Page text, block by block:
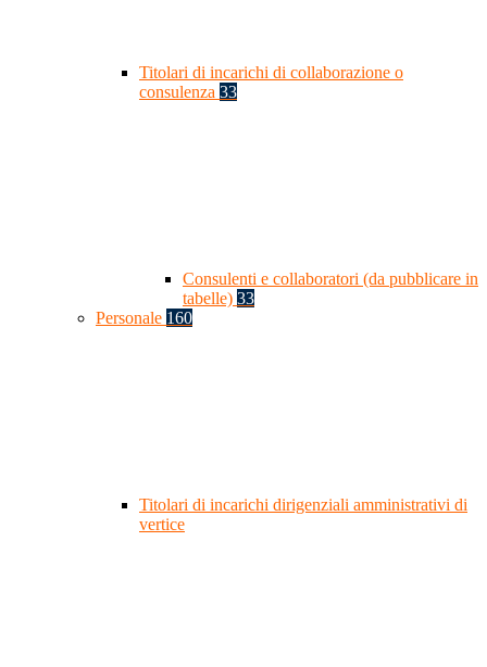
Titolari di incarichi di collaborazione o
consulenza 33
Consulenti e collaboratori (da pubblicare in
tabelle) 33
Personale 160
Titolari di incarichi dirigenziali amministrativi di
vertice